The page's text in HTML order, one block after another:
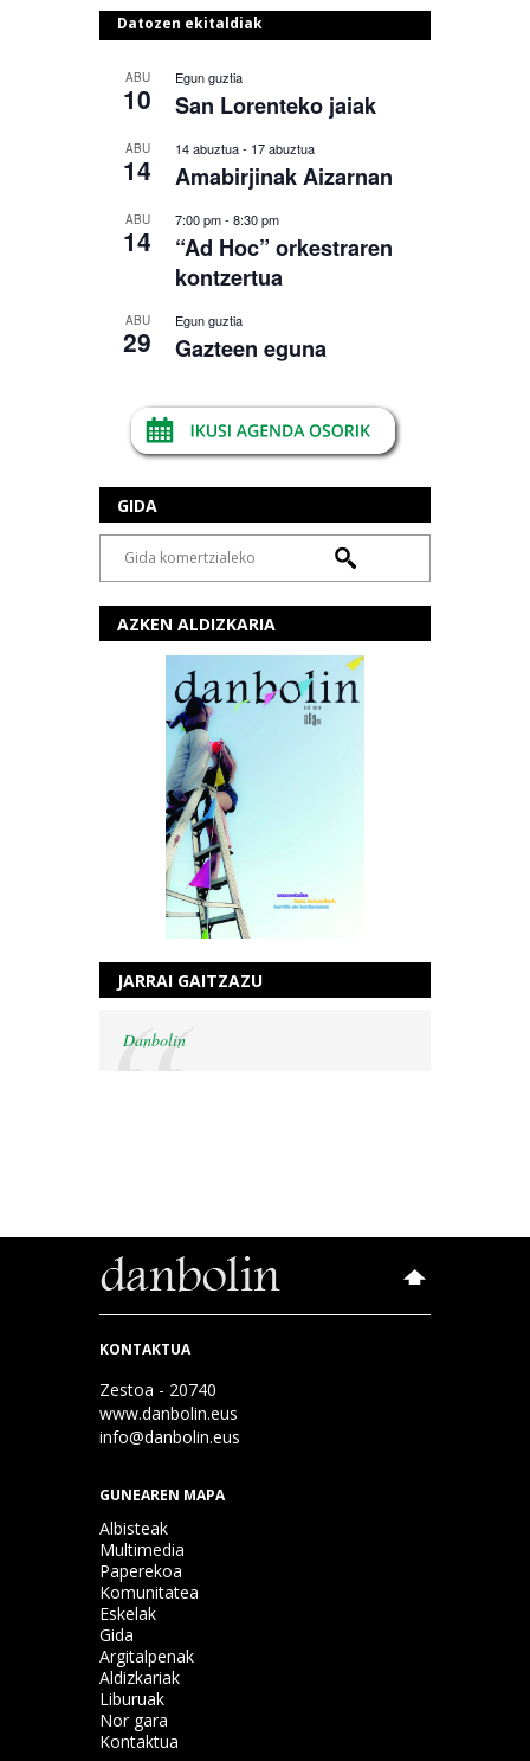
Datozen ekitaldiak
ABU
10
Egun guztia
San Lorenteko jaiak
ABU
14
14 abuztua- 17 abuztua
Amabirjinak Aizarnan
ABU
14
7:00 pm- 8:30 pm
“Ad Hoc” orkestraren
kontzertua
ABU
29
Egun guztia
Gazteen eguna
GIDA
AZKEN ALDIZKARIA
JARRAI GAITZAZU
Danbolin
KONTAKTUA
Zestoa - 20740
www.danbolin.eus
info@danbolin.eus
GUNEAREN MAPA
Albisteak
Multimedia
Paperekoa
Komunitatea
Eskelak
Gida
Argitalpenak
Aldizkariak
Liburuak
Nor gara
Kontaktua